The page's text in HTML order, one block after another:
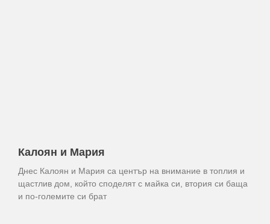
Калоян и Мария
Днес Калоян и Мария са център на внимание в топлия и
щастлив дом, който споделят с майка си, втория си баща
и по-големите си брат